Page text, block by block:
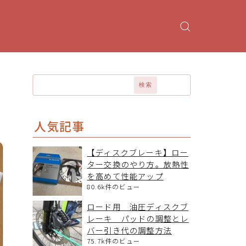
検索
人気記事
【ディスクブレーキ】ロー
ター交換のやり方。放熱性
を高めて性能アップ
80.6k件のビュー
ロード用 油圧ディスクブ
レーキ パッドの調整とレ
バー引き代の調整方法
75.7k件のビュー